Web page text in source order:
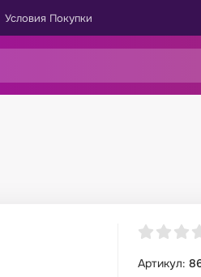
Условия Покупки
Артикул: